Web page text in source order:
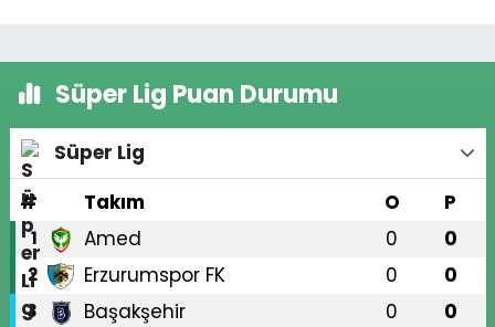
Süper Lig Puan Durumu
Süper Lig
#
Takım O P
1 Amed 0 0
2 Erzurumspor FK 0 0
3 Başakşehir 0 0